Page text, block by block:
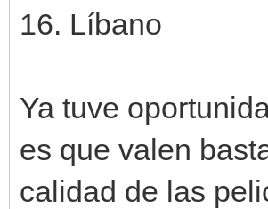
16. Líbano
Ya tuve
es que valen
calidad de las